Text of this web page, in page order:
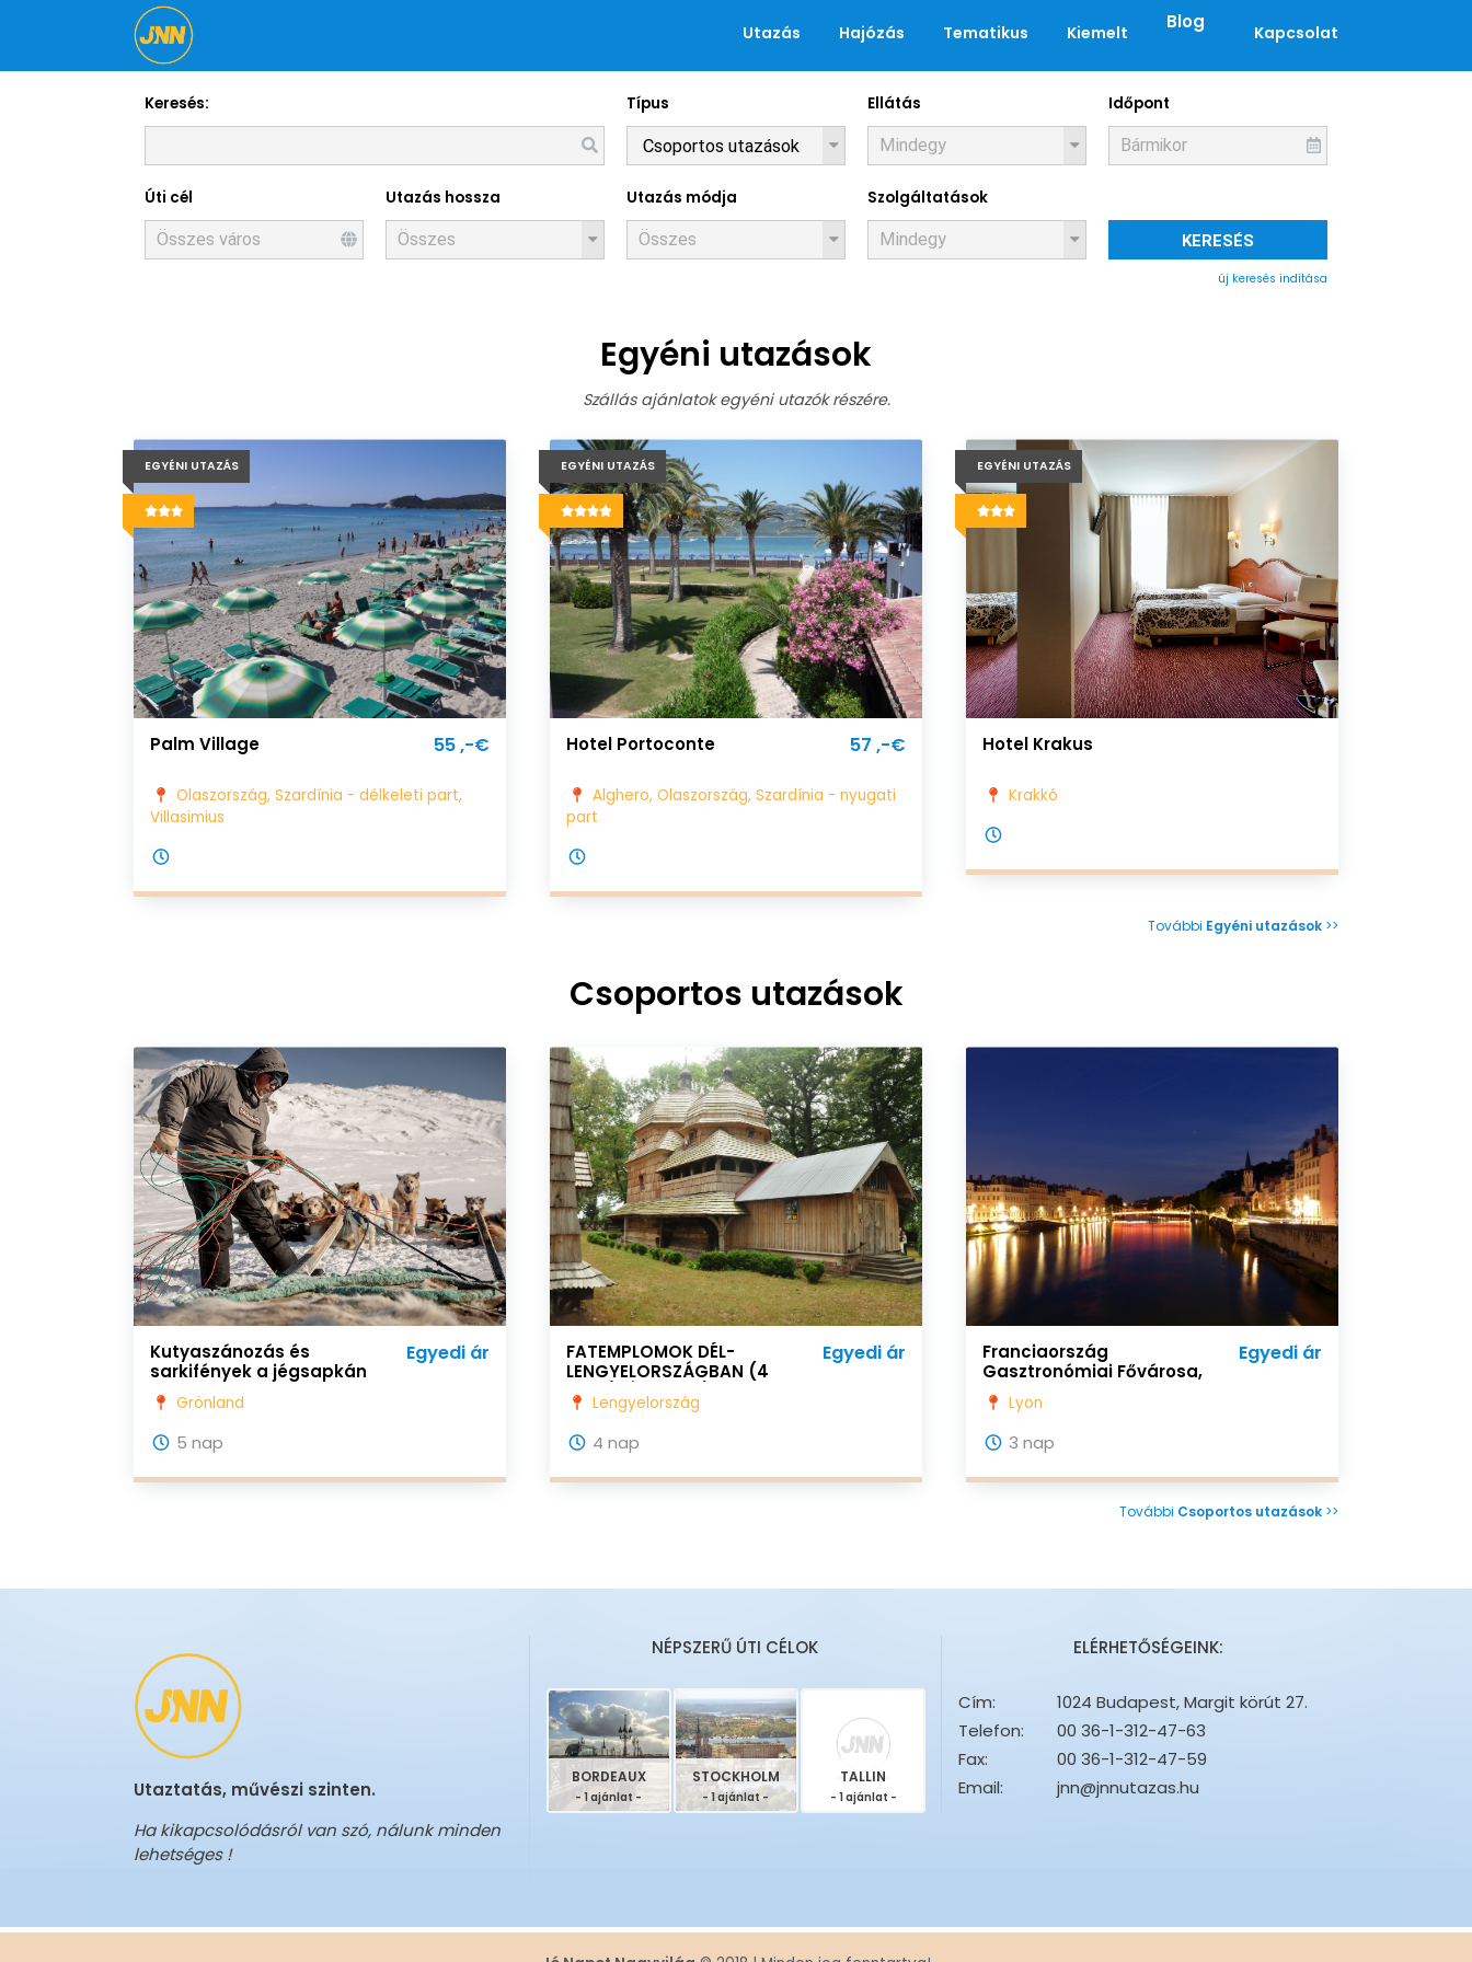
Utazás Hajózás Tematikus Kiemelt Blog Kapcsolat
Utazások
Keresés: Típus Ellátás Időpont
Úti cél Utazás hossza Utazás módja Szolgáltatások
KERESÉS
új keresés indítása
Egyéni utazások
Szállás ajánlatok egyéni utazók részére.
EGYÉNI UTAZÁS
Palm Village 55 ,-€
Olaszország, Szardínia - délkeleti part,
Villasimius
EGYÉNI UTAZÁS
Hotel Portoconte 57 ,-€
Alghero, Olaszország, Szardínia - nyugati
part
EGYÉNI UTAZÁS
Hotel Krakus
Krakkó
További Egyéni utazások >>
Csoportos utazások
Kutyaszánozás és
sarkifények a jégsapkán
Egyedi ár
Grönland
5 nap
FATEMPLOMOK DÉL-
LENGYELORSZÁGBAN (4
NAP /3 ÉJSZAKA)
Egyedi ár
Lengyelország
4 nap
Franciaország
Gasztronómiai Fővárosa,
Lyon
Egyedi ár
Lyon
3 nap
További Csoportos utazások >>
Utaztatás, művészi szinten.
Ha kikapcsolódásról van szó, nálunk minden
lehetséges !
NÉPSZERŰ ÚTI CÉLOK
BORDEAUX
- 1 ajánlat -
STOCKHOLM
- 1 ajánlat -
TALLIN
- 1 ajánlat -
ELÉRHETŐSÉGEINK:
Cím:
1024 Budapest, Margit körút 27.
Telefon:
00 36-1-312-47-63
Fax:
00 36-1-312-47-59
Email:
jnn@jnnutazas.hu